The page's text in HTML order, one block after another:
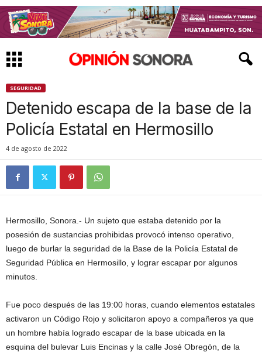
SEGURIDAD
Detenido escapa de la base de la
Policía Estatal en Hermosillo
4 de agosto de 2022
Hermosillo, Sonora.- Un sujeto que estaba detenido por la
posesión de sustancias prohibidas provocó intenso operativo,
luego de burlar la seguridad de la Base de la Policía Estatal de
Seguridad Pública en Hermosillo, y lograr escapar por algunos
minutos.
Fue poco después de las 19:00 horas, cuando elementos estatales
activaron un Código Rojo y solicitaron apoyo a compañeros ya que
un hombre había logrado escapar de la base ubicada en la
esquina del bulevar Luis Encinas y la calle José Obregón, de la